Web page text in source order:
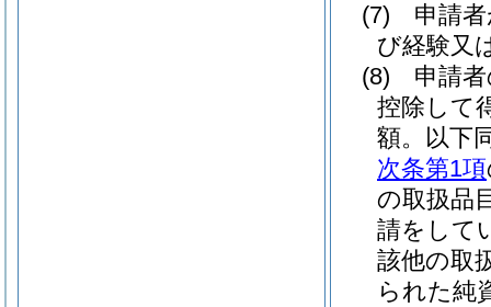
(7)
申請
び経験又
(8)
申請
控除して
額。以下
次条第1項
の取扱品
請をして
該他の取
られた純